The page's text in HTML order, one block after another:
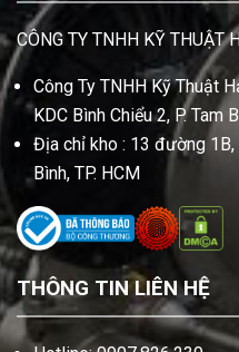
CÔNG TY TNHH KỸ THUẬT
Công Ty TNHH Kỹ Thuật
KDC Bình Chiểu 2, P. Tam
Địa chỉ kho : 13 đường 1B,
Bình, TP. HCM
THÔNG TIN LIÊN HỆ